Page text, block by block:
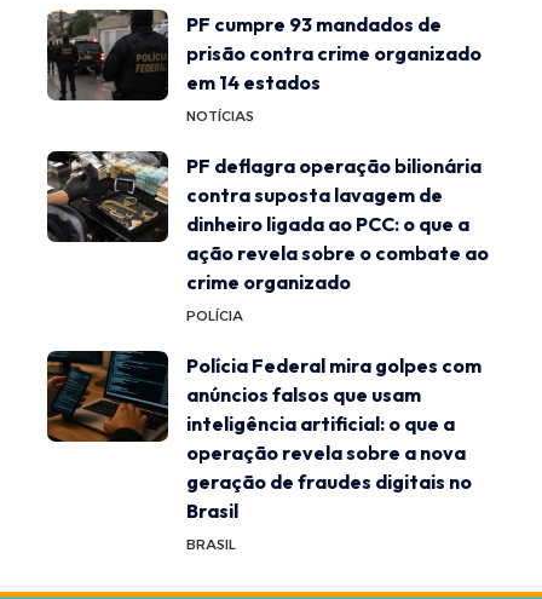
PF cumpre 93 mandados de
prisão contra crime organizado
em 14 estados
NOTÍCIAS
PF deflagra operação bilionária
contra suposta lavagem de
dinheiro ligada ao PCC: o que a
ação revela sobre o combate ao
crime organizado
POLÍCIA
Polícia Federal mira golpes com
anúncios falsos que usam
inteligência artificial: o que a
operação revela sobre a nova
geração de fraudes digitais no
Brasil
BRASIL